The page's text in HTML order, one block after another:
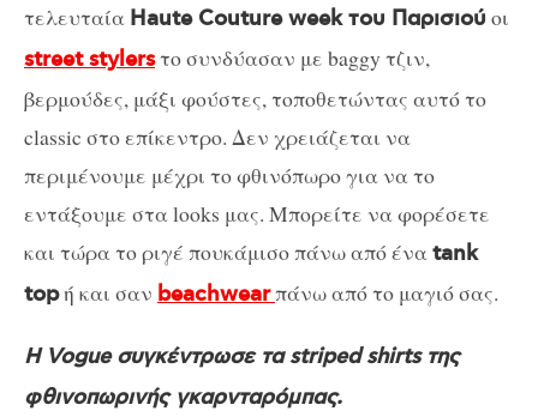
τελευταία Haute Couture week του Παρισιού οι
street stylersτο συνδύασαν με baggy τζιν,
βερμούδες, μάξι φούστες, τοποθετώντας αυτό το
classic στο επίκεντρο. Δεν χρειάζεται να
περιμένουμε μέχρι το φθινόπωρο για να το
εντάξουμε στα looks μας. Μπορείτε να φορέσετε
και τώρα το ριγέ πουκάμισο πάνω από έναtank
topή και σαν beachwearπάνω από το μαγιό σας.
H Vogue συγκέντρωσε τα striped shirts της
φθινοπωρινής γκαρνταρόμπας.